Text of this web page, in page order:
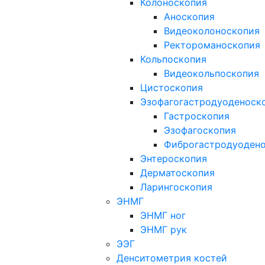
Колоноскопия
Аноскопия
Видеоколоноскопия
Ректороманоскопия
Кольпоскопия
Видеокольпоскопия
Цистоскопия
Гастроскопия
Эзофагоскопия
Энтероскопия
Дерматоскопия
Ларингоскопия
ЭНМГ
ЭНМГ ног
ЭНМГ рук
ЭЭГ
Денситометрия костей